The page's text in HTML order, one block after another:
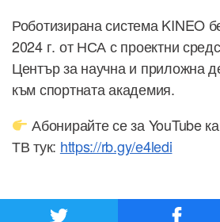
Роботизирана система KINEO
2024 г. от НСА с проектни
Център за научна и приложна
към спортната академия.
Абонирайте се за YouTube
ТВ тук: https://rb.gy/e4ledi